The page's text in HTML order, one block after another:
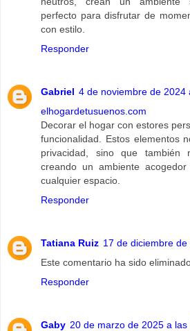
perfecto para disfrutar de
con estilo.
Responder
Gabriel 4 de noviembre de 2024
elhogardetusuenos.com
Decorar el hogar con estores
funcionalidad. Estos elementos
privacidad, sino que también
creando un ambiente
cualquier espacio.
Responder
Tatiana Ruiz 17 de diciembre de
Este comentario ha sido
Responder
Gaby 20 de marzo de 2025 a las